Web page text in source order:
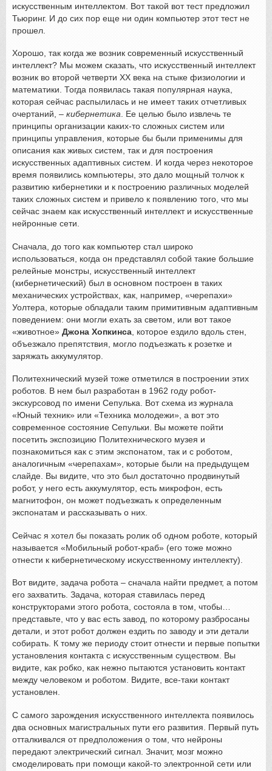
искусственным интеллектом. Вот такой вот тест предложил
Тьюринг. И до сих пор еще ни один компьютер этот тест не
прошел.
Хорошо, так когда же возник современный искусственный
интеллект? Мы можем сказать, что искусственный интеллект
возник во второй четверти XX века на стыке физиологии и
математики. Тогда появилась такая популярная наука,
которая сейчас распылилась и не имеет таких отчетливых
очертаний, – кибернетика . Ее целью было извлечь те
принципы организации каких-то сложных систем или
принципы управления, которые бы были применимы для
описания как живых систем, так и для построения
искусственных адаптивных систем. И когда через некоторое
время появились компьютеры, это дало мощный толчок к
развитию кибернетики и к построению различных моделей
таких сложных систем и привело к появлению того, что мы
сейчас знаем как искусственный интеллект и искусственные
нейронные сети.
Сначала, до того как компьютер стал широко
использоваться, когда он представлял собой такие большие
релейные монстры, искусственный интеллект
(кибернетический) был в основном построен в таких
механических устройствах, как, например, «черепахи»
Уолтера, которые обладали таким примитивным адаптивным
поведением: они могли ехать за светом, или вот такое
«животное» Джона Хопкинса, которое ездило вдоль стен,
объезжало препятствия, могло подъезжать к розетке и
заряжать аккумулятор.
Политехнический музей тоже отметился в построении этих
роботов. В нем был разработан в 1962 году робот-
экскурсовод по имени Сепулька. Вот схема из журнала
«Юный техник» или «Техника молодежи», а вот это
современное состояние Сепульки. Вы можете пойти
посетить экспозицию Политехнического музея и
познакомиться как с этим экспонатом, так и с роботом,
аналогичным «черепахам», которые были на предыдущем
слайде. Вы видите, что это был достаточно продвинутый
робот, у него есть аккумулятор, есть микрофон, есть
магнитофон, он может подъезжать к определенным
экспонатам и рассказывать о них.
Сейчас я хотел бы показать ролик об одном роботе, который
называется «Мобильный робот-краб» (его тоже можно
отнести к кибернетическому искусственному интеллекту).
Вот видите, задача робота – сначала найти предмет, а потом
его захватить. Задача, которая ставилась перед
конструкторами этого робота, состояла в том, чтобы…
представьте, что у вас есть завод, по которому разбросаны
детали, и этот робот должен ездить по заводу и эти детали
собирать. К тому же периоду стоит отнести и первые попытки
установления контакта с искусственным существом. Вы
видите, как робко, как нежно пытаются установить контакт
между человеком и роботом. Видите, все-таки контакт
установлен.
С самого зарождения искусственного интеллекта появилось
два основных магистральных пути его развития. Первый путь
отталкивался от предположения о том, что нейроны
передают электрический сигнал. Значит, мозг можно
смоделировать при помощи какой-то электронной сети или